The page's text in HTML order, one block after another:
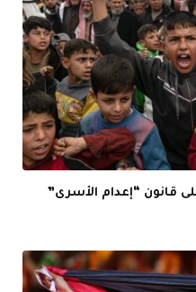
قانون “إعدام الأسرى”